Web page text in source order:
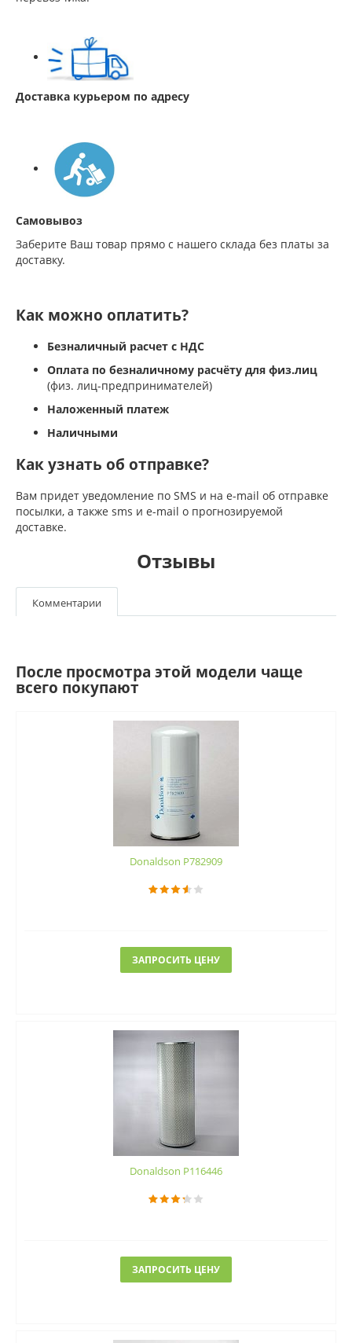
Доставка курьером по адресу
Самовывоз
Заберите Ваш товар прямо с нашего склада без платы за
доставку.
Как можно оплатить?
Безналичный расчет с НДС
Оплата по безналичному расчёту для физ.лиц
(физ. лиц-предпринимателей)
Наложенный платеж
Наличными
Как узнать об отправке?
Вам придет уведомление по SMS и на e-mail об отправке
посылки, а также sms и e-mail о прогнозируемой
доставке.
Отзывы
Комментарии
После просмотра этой модели чаще
всего покупают
Donaldson P782909
ЗАПРОСИТЬ ЦЕНУ
Donaldson P116446
ЗАПРОСИТЬ ЦЕНУ